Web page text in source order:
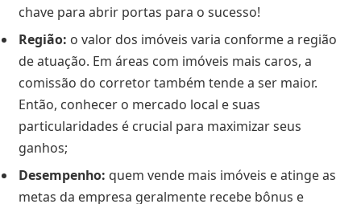
chave para abrir portas para o sucesso!
Região: o valor dos imóveis varia conforme a região
de atuação. Em áreas com imóveis mais caros, a
comissão do corretor também tende a ser maior.
Então, conhecer o mercado local e suas
particularidades é crucial para maximizar seus
ganhos;
Desempenho: quem vende mais imóveis e atinge as
metas da empresa geralmente recebe bônus e